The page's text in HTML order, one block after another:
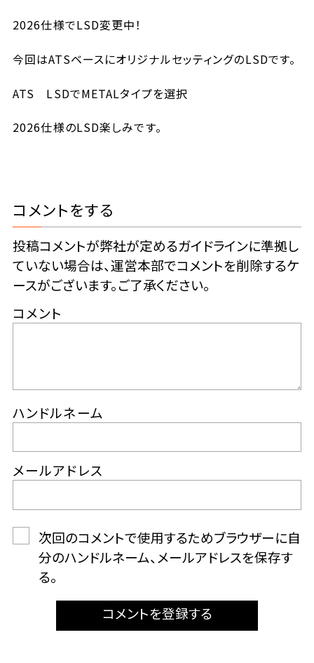
2026仕様でLSD変更中！
今回はATSベースにオリジナルセッティングのLSDです。
ATS LSDでMETALタイプを選択
2026仕様のLSD楽しみです。
コメントをする
投稿コメントが弊社が定めるガイドラインに準拠し
ていない場合は、運営本部でコメントを削除するケ
ースがございます。ご了承ください。
コメント
ハンドルネーム
メールアドレス
次回のコメントで使用するためブラウザーに自
分のハンドルネーム、メールアドレスを保存す
る。
コメントを登録する